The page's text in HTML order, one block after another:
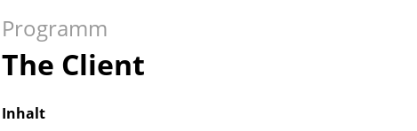
Programm
The Client
Inhalt